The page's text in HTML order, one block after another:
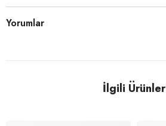
Yorumlar
İlgili Ürünler